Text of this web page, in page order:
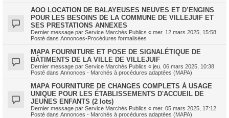
AOO LOCATION DE BALAYEUSES NEUVES ET D’ENGINS
POUR LES BESOINS DE LA COMMUNE DE VILLEJUIF ET
SES PRESTATIONS ANNEXES
Dernier message par Service Marchés Publics « mer. 12 mars 2025, 15:58
Posté dans Annonces-Procédures formalisées
MAPA FOURNITURE ET POSE DE SIGNALÉTIQUE DE
BÂTIMENTS DE LA VILLE DE VILLEJUIF
Dernier message par Service Marchés Publics « jeu. 06 mars 2025, 10:38
Posté dans Annonces - Marchés à procédures adaptées (MAPA)
MAPA FOURNITURE DE CHANGES COMPLETS À USAGE
UNIQUE POUR LES ÉTABLISSEMENTS D'ACCUEIL DE
JEUNES ENFANTS (2 lots)
Dernier message par Service Marchés Publics « mer. 05 mars 2025, 17:12
Posté dans Annonces - Marchés à procédures adaptées (MAPA)